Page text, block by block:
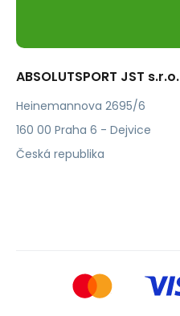
ABSOLUTSPORT JST s.r.o.
Heinemannova 2695/6
160 00 Praha 6 - Dejvice
Česká republika